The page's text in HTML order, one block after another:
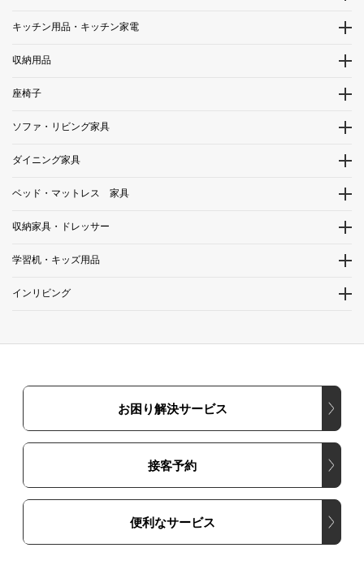
キッチン用品・キッチン家電
収納用品
座椅子
ソファ・リビング家具
ダイニング家具
ベッド・マットレス 家具
収納家具・ドレッサー
学習机・キッズ用品
インリビング
お困り解決サービス
接客予約
便利なサービス